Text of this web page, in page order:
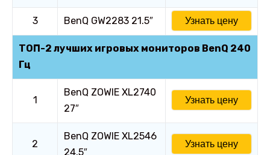
3 BenQ GW2283 21.5″ Узнать цену
ТОП-2 лучших игровых мониторов BenQ 240
Гц
1
BenQ ZOWIE XL2740
27″
Узнать цену
2
BenQ ZOWIE XL2546
24.5″
Узнать цену